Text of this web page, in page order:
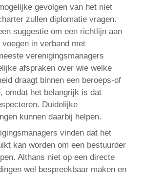
gevolgen van het niet
zullen diplomatie vragen.
suggestie om een richtlijn aan
in verband met
verenigingsmanagers
afspraken over wie welke
draagt binnen een beroeps-of
omdat het belangrijk is dat
Duidelijke
kunnen daarbij helpen.
vinden dat het
kan worden om een bestuurder
Althans niet op een directe
wel bespreekbaar maken en